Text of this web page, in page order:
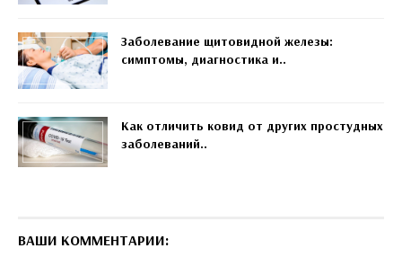
Заболевание щитовидной железы:
симптомы, диагностика и..
Как отличить ковид от других простудных
заболеваний..
ВАШИ КОММЕНТАРИИ: